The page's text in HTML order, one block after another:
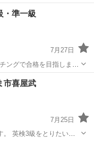
数が伸びない ✓ 何から始めればいいかわからない ✓ Ch...
準一級
7月27日
コーチ
喜屋武
7月25日
！